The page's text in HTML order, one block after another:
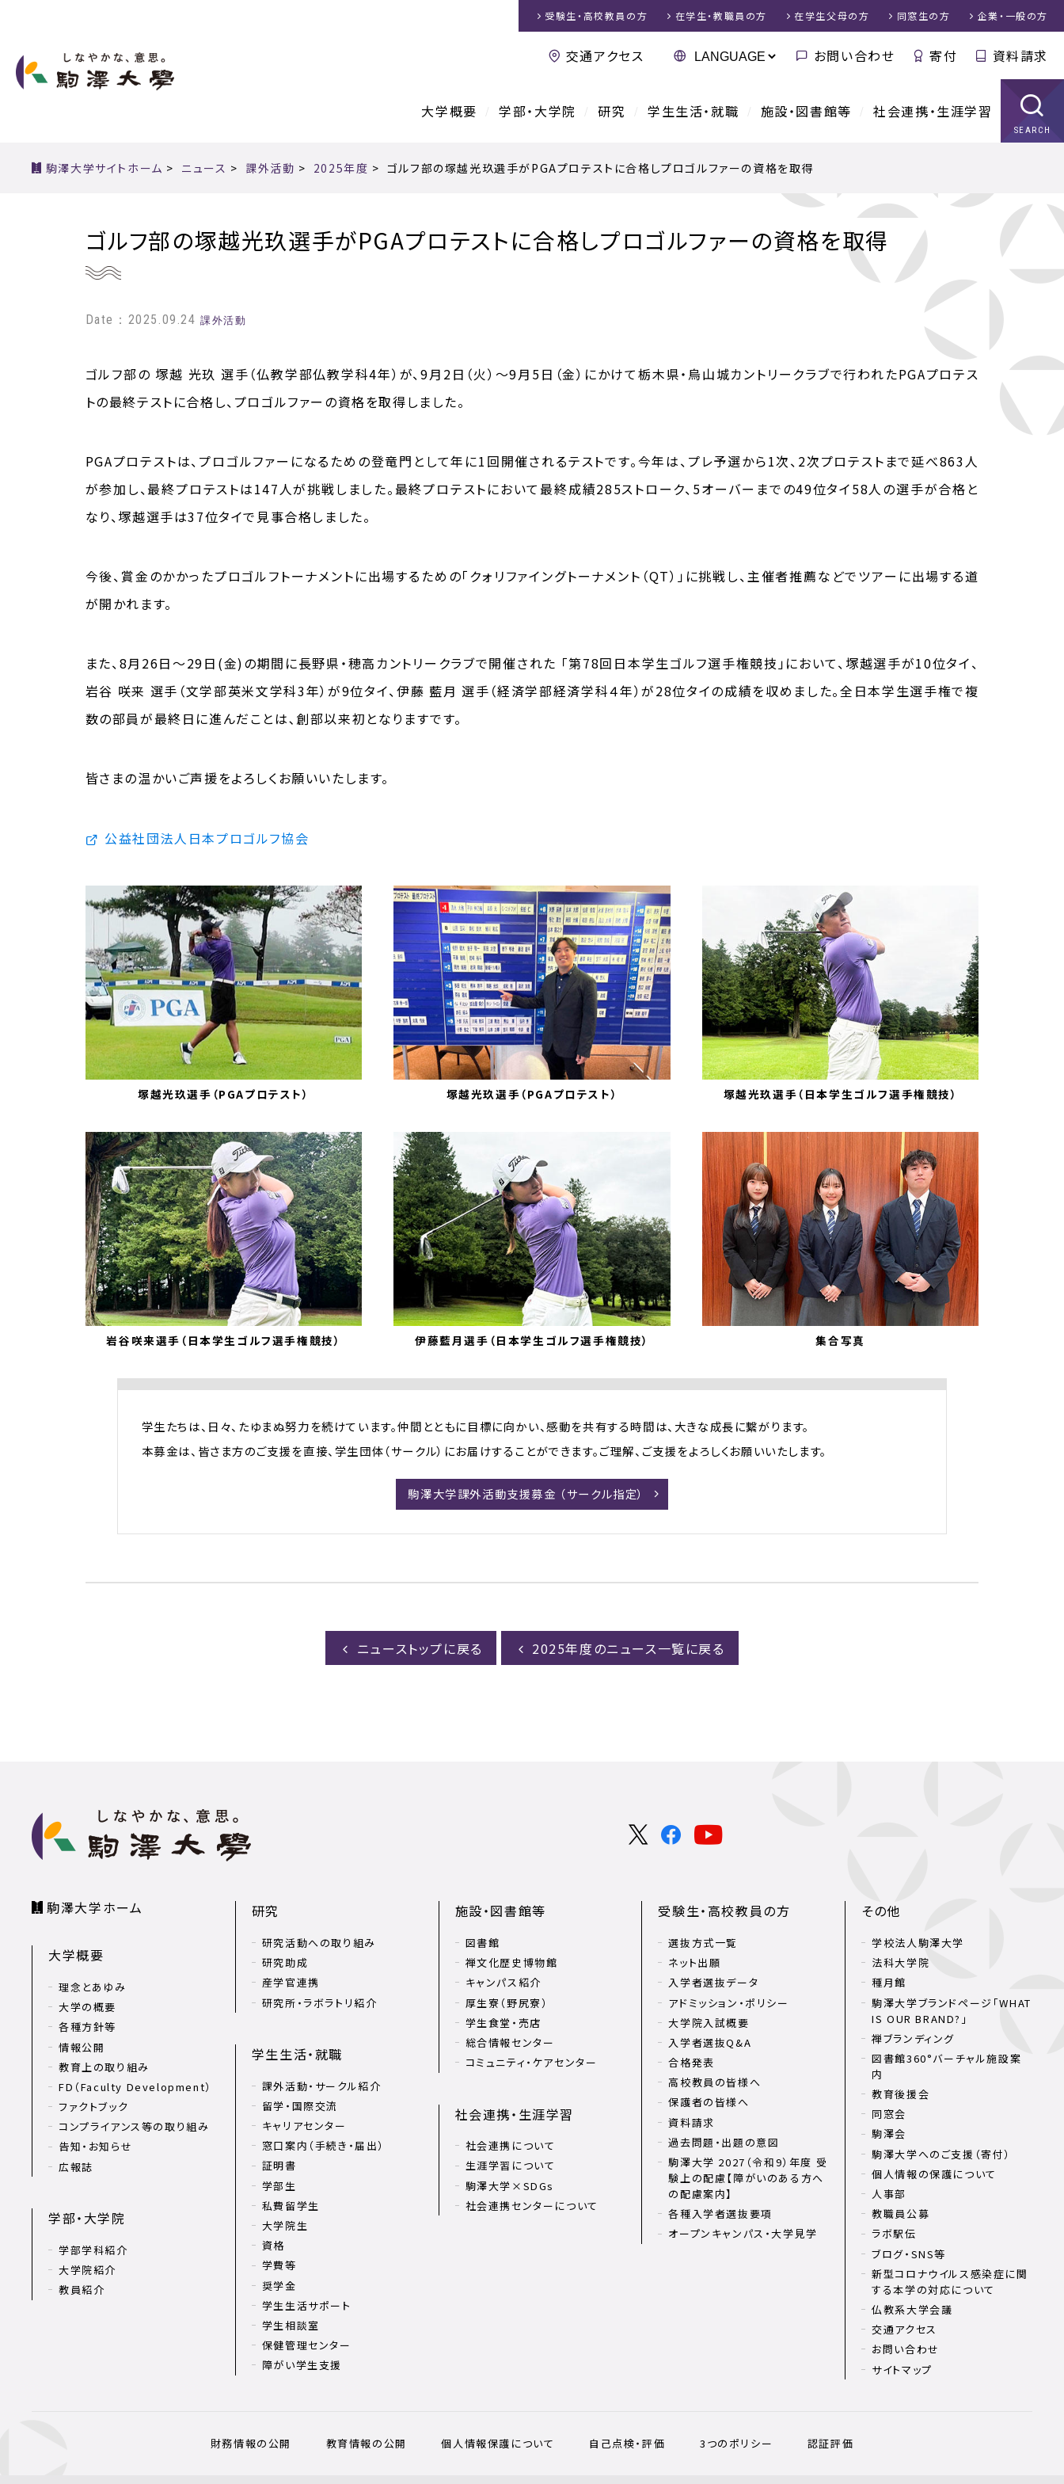
大学概要 学部・大学院 研究 学生生活・就職 施設・図書館等 社会連携・生涯学習
SEARCH
受験生・高校教員 の方 在学生・教職員 の方 在学生父母の方 同窓生の方 企業・一般の方
交通アクセス お問い合わせ 寄付 資料請求
駒澤大学サイトホーム > ニュース > 課外活動 > 2025年度 > ゴルフ部の塚越光玖選手がPGAプロテストに合格しプロゴルファーの資格を取得
ゴルフ部の塚越光玖選手がPGAプロテストに合格しプロゴルファーの資格を取得
Date：2025.09.24 課外活動
ゴルフ部の 塚越 光玖 選手（仏教学部仏教学科4年）が、9月2日（火）〜9月5日（金）にかけて栃木県・烏山城カントリークラブで行われたPGAプロテス
トの最終テストに合格し、プロゴルファーの資格を取得しました。
PGAプロテストは、プロゴルファーになるための登竜門として年に1回開催されるテストです。今年は、プレ予選から1次、2次プロテストまで延べ863人
が参加し、最終プロテストは147人が挑戦しました。最終プロテストにおいて最終成績285ストローク、5オーバーまでの49位タイ58人の選手が合格と
なり、塚越選手は37位タイで見事合格しました。
今後、賞金のかかったプロゴルフトーナメントに出場するための「クォリファイングトーナメント（QT）」に挑戦し、主催者推薦などでツアーに出場する道
が開かれます。
また、8月26日～29日(金)の期間に長野県・穂高カントリークラブで開催された 「第78回日本学生ゴルフ選手権競技」において、塚越選手が10位タイ、
岩谷 咲来 選手（文学部英米文学科3年）が9位タイ、伊藤 藍月 選手（経済学部経済学科４年）が28位タイの成績を収めました。全日本学生選手権で複
数の部員が最終日に進んだことは､創部以来初となりますです。
皆さまの温かいご声援をよろしくお願いいたします。
公益社団法人日本プロゴルフ協会
塚越光玖選手（PGAプロテスト） 塚越光玖選手（PGAプロテスト） 塚越光玖選手（日本学生ゴルフ選手権競技）
岩谷咲来選手（日本学生ゴルフ選手権競技） 伊藤藍月選手（日本学生ゴルフ選手権競技） 集合写真
学生たちは、日々、たゆまぬ努力を続けています。仲間とともに目標に向かい、感動を共有する時間は、大きな成長に繋がります。
本募金は、皆さま方のご支援を直接、学生団体（サークル）にお届けすることができます。ご理解、ご支援をよろしくお願いいたします。
駒澤大学課外活動支援募金 （サークル指定）
ニューストップに戻る 2025年度のニュース一覧に戻る
駒澤大学ホーム
大学概要
理念とあゆみ
大学の概要
各種方針等
情報公開
教育上の取り組み
FD（Faculty Development）
ファクトブック
コンプライアンス等の取り組み
告知・お知らせ
広報誌
学部・大学院
学部学科紹介
大学院紹介
教員紹介
研究
研究活動への取り組み
研究助成
産学官連携
研究所・ラボラトリ紹介
学生生活・就職
課外活動・サークル紹介
留学・国際交流
キャリアセンター
窓口案内（手続き・届出）
証明書
学部生
私費留学生
大学院生
資格
学費等
奨学金
学生生活サポート
学生相談室
保健管理センター
障がい学生支援
施設・図書館等
図書館
禅文化歴史博物館
キャンパス紹介
厚生寮（野尻寮）
学生食堂・売店
総合情報センター
コミュニティ・ケアセンター
社会連携・生涯学習
社会連携について
生涯学習について
駒澤大学×SDGs
社会連携センターについて
受験生・高校教員の方
選抜方式一覧
ネット出願
入学者選抜データ
アドミッション・ポリシー
大学院入試概要
入学者選抜Q&A
合格発表
高校教員の皆様へ
保護者の皆様へ
資料請求
過去問題・出題の意図
駒澤大学 2027（令和9）年度 受
験上の配慮【障がいのある方へ
の配慮案内】
各種入学者選抜要項
オープンキャンパス・大学見学
その他
学校法人駒澤大学
法科大学院
種月館
駒澤大学ブランドページ「WHAT
IS OUR BRAND?」
禅ブランディング
図書館360°バーチャル施設案
内
教育後援会
同窓会
駒澤会
駒澤大学へのご支援（寄付）
個人情報の保護について
人事部
教職員公募
ラボ駅伝
ブログ・SNS等
新型コロナウイルス感染症に関
する本学の対応について
仏教系大学会議
交通アクセス
お問い合わせ
サイトマップ
財務情報の公開 教育情報の公開 個人情報保護について 自己点検・評価 3つのポリシー 認証評価